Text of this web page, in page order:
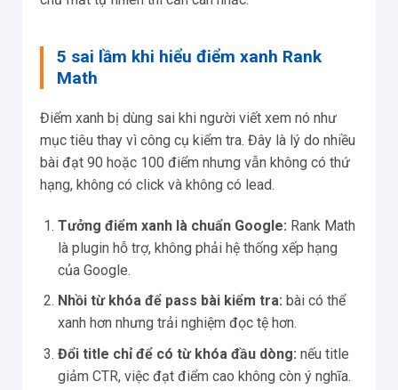
5 sai lầm khi hiểu điểm xanh Rank
Math
Điểm xanh bị dùng sai khi người viết xem nó như
mục tiêu thay vì công cụ kiểm tra. Đây là lý do nhiều
bài đạt 90 hoặc 100 điểm nhưng vẫn không có thứ
hạng, không có click và không có lead.
Tưởng điểm xanh là chuẩn Google: Rank Math
là plugin hỗ trợ, không phải hệ thống xếp hạng
của Google.
Nhồi từ khóa để pass bài kiểm tra: bài có thể
xanh hơn nhưng trải nghiệm đọc tệ hơn.
Đổi title chỉ để có từ khóa đầu dòng: nếu title
giảm CTR, việc đạt điểm cao không còn ý nghĩa.